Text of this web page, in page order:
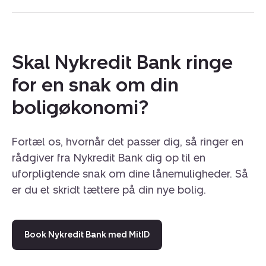
Skal Nykredit Bank ringe
for en snak om din
boligøkonomi?
Fortæl os, hvornår det passer dig, så ringer en
rådgiver fra Nykredit Bank dig op til en
uforpligtende snak om dine lånemuligheder. Så
er du et skridt tættere på din nye bolig.
Book Nykredit Bank med MitID